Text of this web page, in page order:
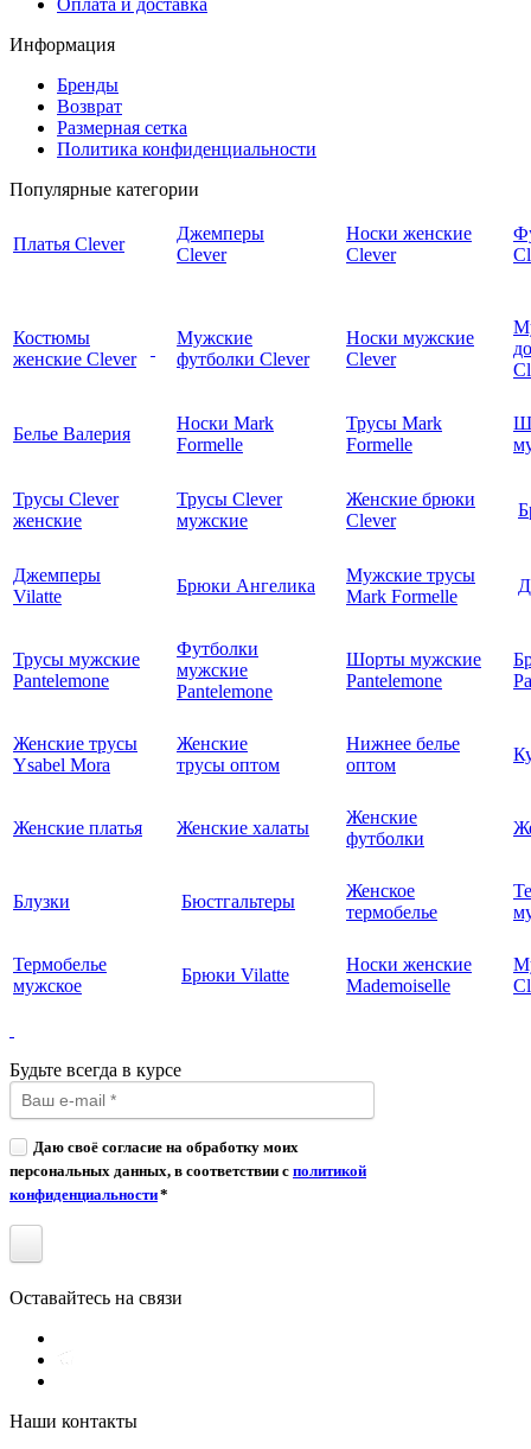
Оплата и доставка
Информация
Бренды
Возврат
Размерная сетка
Политика конфиденциальности
Популярные категории
Платья Clever
Джемперы
Clever
Носки женские
Clever
Костюмы
женские Clever
Мужские
футболки Clever
Носки мужские
Clever
Белье Валерия
Носки Mark
Formelle
Трусы Mark
Formelle
Трусы Clever
женские
Трусы Clever
мужские
Женские брюки
Clever
Джемперы
Vilatte
Брюки Ангелика
Мужские трусы
Mark Formelle
Трусы мужские
Pantelemone
Футболки
мужские
Pantelemone
Шорты мужские
Pantelemone
Женские трусы
Ysabel Mora
Женские
трусы оптом
Нижнее белье
оптом
Женские платья Женские халаты
Женские
футболки
Блузки Бюстгальтеры
Женское
термобелье
Термобелье
мужское
Брюки Vilatte
Носки женские
Mademoiselle
Будьте всегда в курсе
Даю своё согласие на обработку моих
персональных данных, в соответствии с политикой
конфиденциальности*
Оставайтесь на связи
Наши контакты